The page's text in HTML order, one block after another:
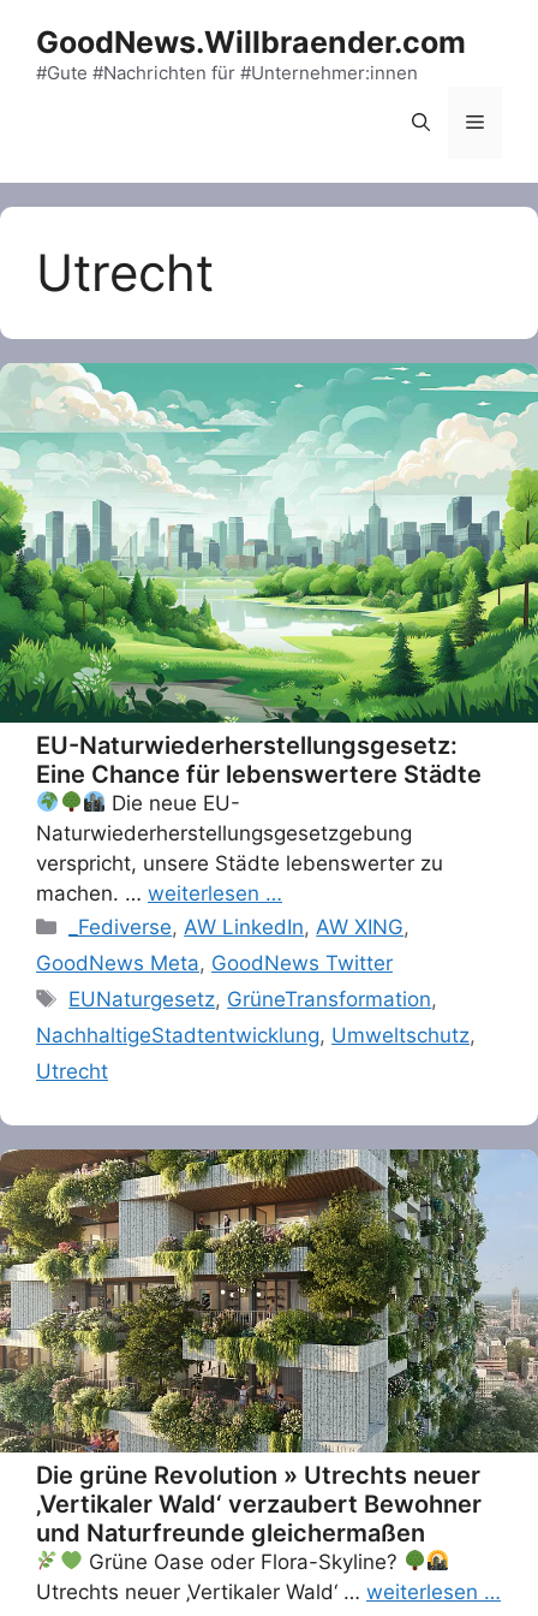
content
GoodNews.Willbraender.com
#Gute #Nachrichten für #Unternehmer:innen
Menu
Utrecht
EU-Naturwiederherstellungsgesetz:
Eine Chance für lebenswertere Städte
Die neue EU-
Naturwiederherstellungsgesetzgebung
verspricht, unsere Städte lebenswerter zu
machen. … weiterlesen …
Categories
_Fediverse, AW LinkedIn, AW XING,
GoodNews Meta, GoodNews Twitter
Tags
EUNaturgesetz, GrüneTransformation,
NachhaltigeStadtentwicklung, Umweltschutz,
Utrecht
Die grüne Revolution » Utrechts neuer
‚Vertikaler Wald‘ verzaubert Bewohner
und Naturfreunde gleichermaßen
Grüne Oase oder Flora-Skyline?
Utrechts neuer ‚Vertikaler Wald‘ … weiterlesen …